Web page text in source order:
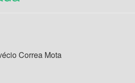
Correa Mota